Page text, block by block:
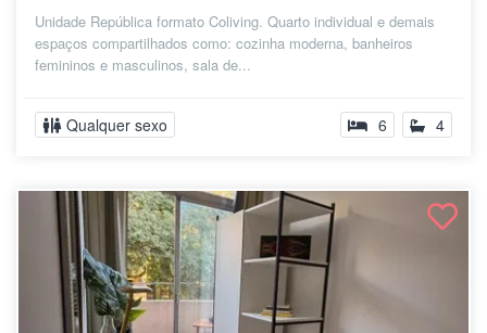
Unidade República formato Coliving. Quarto individual e demais
espaços compartilhados como: cozinha moderna, banheiros
femininos e masculinos, sala de...
Qualquer sexo 6 4